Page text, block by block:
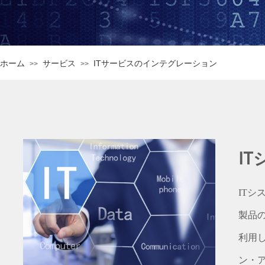
ホーム >> サービス >> ITサービスのインテグレーション
ITシ
製品
利用
ン・
IT